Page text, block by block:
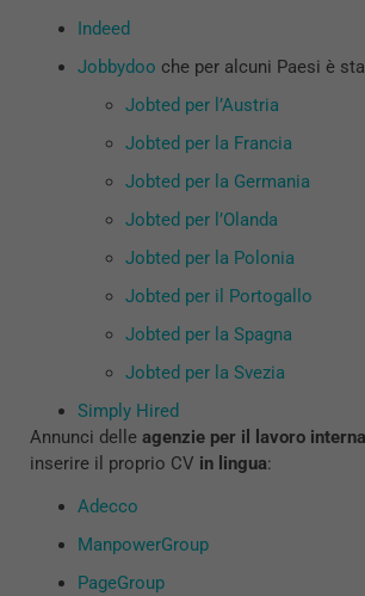
Indeed
Jobbydoo che per alcuni Paesi è
Jobted per l’Austria
Jobted per la Francia
Jobted per la Germania
Jobted per l’Olanda
Jobted per la Polonia
Jobted per il Portogallo
Jobted per la Spagna
Jobted per la Svezia
Simply Hired
Annunci delle agenzie per il lavoro
inserire il proprio CV in lingua:
Adecco
ManpowerGroup
PageGroup